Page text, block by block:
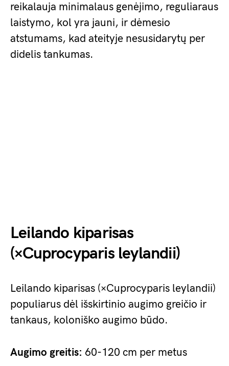
reikalauja minimalaus genėjimo, reguliaraus
laistymo, kol yra jauni, ir dėmesio
atstumams, kad ateityje nesusidarytų per
didelis tankumas.
Leilando kiparisas
(×Cuprocyparis leylandii)
Leilando kiparisas (×Cuprocyparis leylandii)
populiarus dėl išskirtinio augimo greičio ir
tankaus, koloniško augimo būdo.
Augimo greitis: 60-120 cm per metus